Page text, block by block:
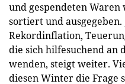
und gespendeten
sortiert und ausgegeben.
Rekordinflation,
die sich hilfesuchend an
wenden, steigt weiter.
diesen Winter die Frage